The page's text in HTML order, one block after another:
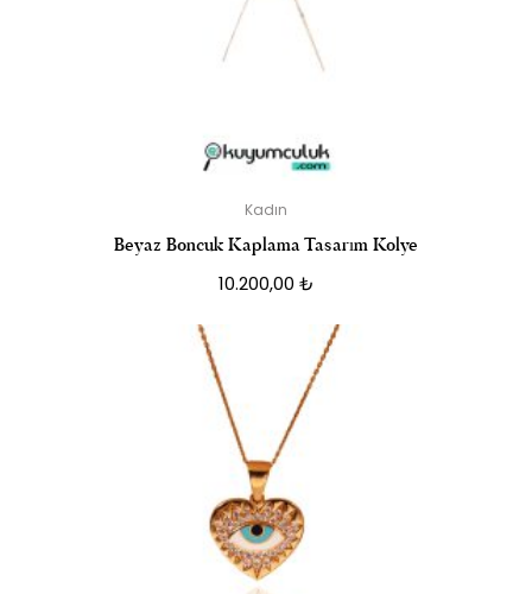
Kadın
Beyaz Boncuk Kaplama Tasarım Kolye
10.200,00 ₺